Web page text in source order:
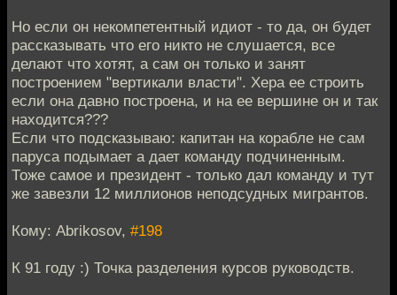
Но если он некомпетентный идиот - то да, он будет
рассказывать что его никто не слушается, все
делают что хотят, а сам он только и занят
построением "вертикали власти". Хера ее строить
если она давно построена, и на ее вершине он и так
находится???
Если что подсказываю: капитан на корабле не сам
паруса подымает а дает команду подчиненным.
Тоже самое и президент - только дал команду и тут
же завезли 12 миллионов неподсудных мигрантов.
Кому: Abrikosov, #198
К 91 году :) Точка разделения курсов руководств.